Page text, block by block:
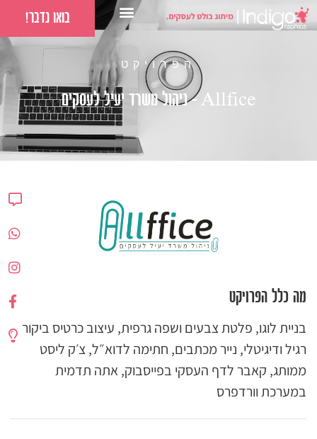
בואו נדבר!
הפרויקט
Allfice – ניהול משרד יעיל לעסקים
מה כלל הפרויקט
בניית לוגו, פלטת צבעים ושפה גרפית, עיצוב כרטיס ביקור
רגיל ודיגיטלי, נייר מכתבים, חתימה לדוא״ל, צ׳ק ליסט
ממותג, קאבר לדף העסקי בפייסבוק, אתה תדמית
במערכת וורדפרס